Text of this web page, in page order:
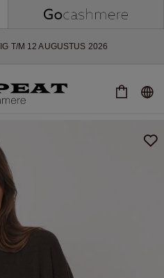
T/M 12 AUGUSTUS 2026
LIMITED EDITION
VAN TOEPASSING ZIJN
OFF SALE